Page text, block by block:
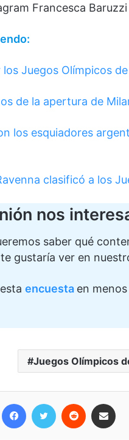
Francesca Baruzzi
los Juegos Olímpicos
de la apertura de
los esquiadores
clasificó a los
nos
saber qué
gustaría ver en
encuesta en
Juegos Olímpicos
Facebook
Twitter Reddit